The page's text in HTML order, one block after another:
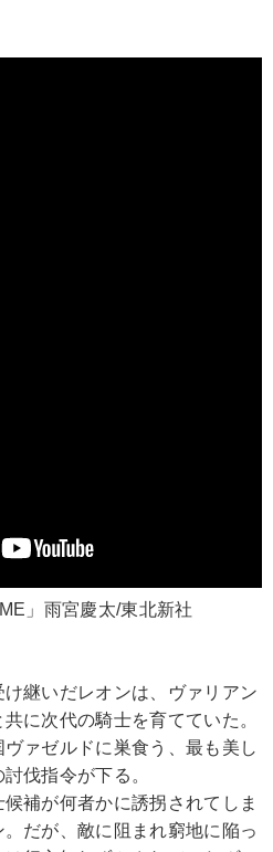
」雨宮慶太/東北新社
継いだレオンは、ヴァリアン
に次代の騎士を育てていた。
ァゼルドに巣食う、最も美し
伐指令が下る。
補が何者かに誘拐されてしま
だが、敵に阻まれ窮地に陥っ